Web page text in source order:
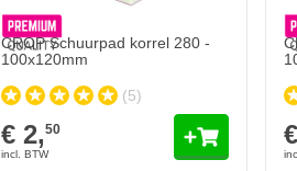
CROP Schuurpad korrel 280 -
100x120mm
(5)
€ 2,50